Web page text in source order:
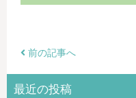
前の記事へ
最近の投稿